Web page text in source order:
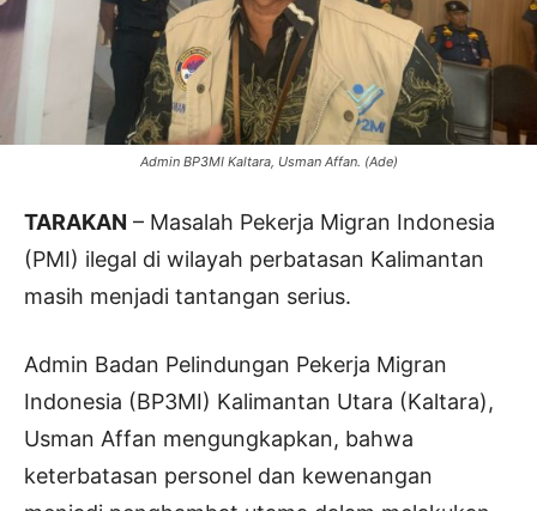
Admin BP3MI Kaltara, Usman Affan. (Ade)
TARAKAN – Masalah Pekerja Migran Indonesia
(PMI) ilegal di wilayah perbatasan Kalimantan
masih menjadi tantangan serius.
Admin Badan Pelindungan Pekerja Migran
Indonesia (BP3MI) Kalimantan Utara (Kaltara),
Usman Affan mengungkapkan, bahwa
keterbatasan personel dan kewenangan